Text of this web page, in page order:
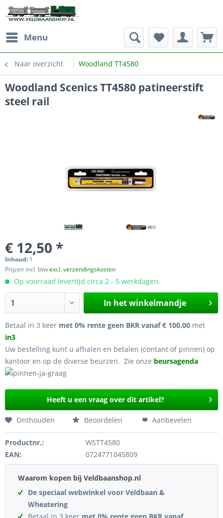
Menu
Naar overzicht Woodland TT4580
Woodland Scenics TT4580 patineerstift
steel rail
€ 12,50 *
Inhoud: 1
Prijzen incl. btwexcl. verzendingskosten
Op voorraad levertijd circa 2 - 5 werkdagen.
In het winkelmandje
Betaal in 3 keer met 0% rente geen BKR vanaf € 100,00 met
in3
Uw bestelling kunt u afhalen en betalen (contant of pinnen) op
kantoor en op de diverse beurzen. Zie onze beursagenda
Heeft u een vraag over dit artikel?
Onthouden Beoordelen Aanbevelen
Productnr.:
WSTT4580
EAN:
0724771045809
Waarom kopen bij Veldbaanshop.nl
De speciaal webwinkel voor Veldbaan &
Wheatering